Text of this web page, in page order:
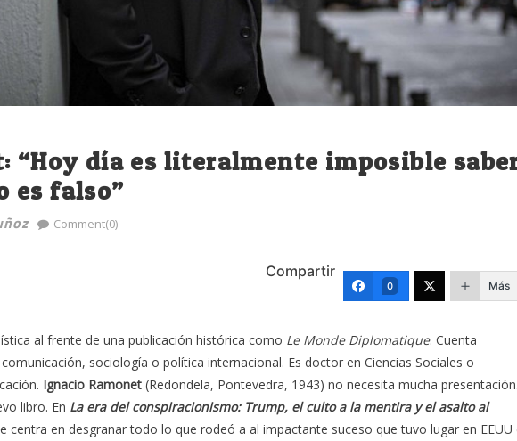
“Hoy día es literalmente imposible
es falso”
Comment(0)
Compartir
0 Más
al frente de una publicación histórica como Le Monde Diplomatique. Cuenta
sociología o política internacional. Es doctor en Ciencias Sociales o
Ignacio Ramonet (Redondela, Pontevedra, 1943) no necesita mucha
libro. En La era del conspiracionismo: Trump, el culto a la mentira y el asalto al
centra en desgranar todo lo que rodeó a al impactante suceso que tuvo lugar en EEUU